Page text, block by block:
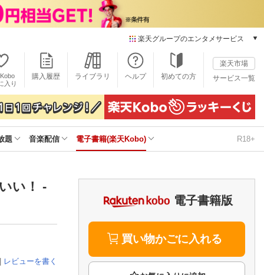
楽天グループのエンタメサービス
本/ゲーム/CD/DVD
楽天ブックス
電子書籍
楽天Kobo
雑誌読み放題
楽天ミュージック
楽天TV
動画配信ガイド
Rakuten PLAY
Rチャンネル
楽天チケット
入り
購入履歴 ライブラリ ヘルプ 初めての方
楽天市場
サービス一覧
題 音楽配信 電子書籍(楽天Kobo) R18+
い！ -
レビューを書く
電子書籍版
買い物かごに入れる